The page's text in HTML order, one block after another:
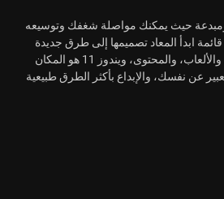
ومبدعة حيث يمكنك مواصلة شغفك وتوسيعه
ابدأ المعاد تصميمها إلى طرق جديدة
للتفاعل مع أحبائك، والأخبار، والألعاب، والمحتوى، ويندوز 11 هو المكان
عن نفسك، والإبداع بأكثر الطرق طبيعية